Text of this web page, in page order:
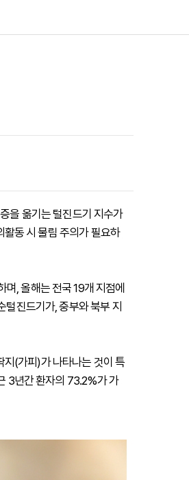
을 옮기는 털진드기 지수가
동 시 물림 주의가 필요하
, 올해는 전국 19개 지점에
진드기가, 중부와 북부 지
지(가피)가 나타나는 것이 특
3년간 환자의 73.2%가 가